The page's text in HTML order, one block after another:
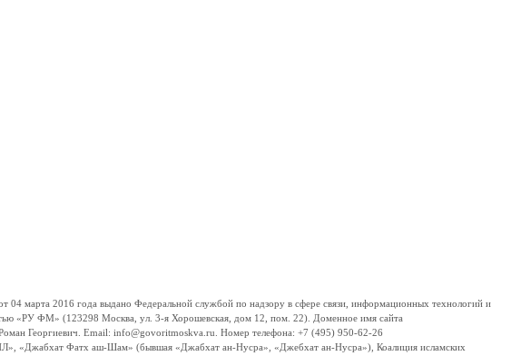
марта 2016 года выдано Федеральной службой по надзору в сфере связи, информационных технологий и
«РУ ФМ» (123298 Москва, ул. 3-я Хорошевская, дом 12, пом. 22). Доменное имя сайта
Георгиевич. Email: info@govoritmoskva.ru. Номер телефона: +7 (495) 950-62-26
«Джабхат Фатх аш-Шам» (бывшая «Джабхат ан-Нусра», «Джебхат ан-Нусра»), Коалиция исламских